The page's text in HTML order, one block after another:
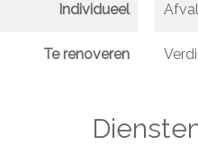
Individueel
Te renoveren